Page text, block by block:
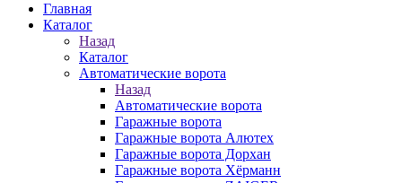
Главная
Каталог
Назад
Каталог
Автоматические ворота
Назад
Автоматические ворота
Гаражные ворота
Гаражные ворота Алютех
Гаражные ворота Дорхан
Гаражные ворота Хёрманн